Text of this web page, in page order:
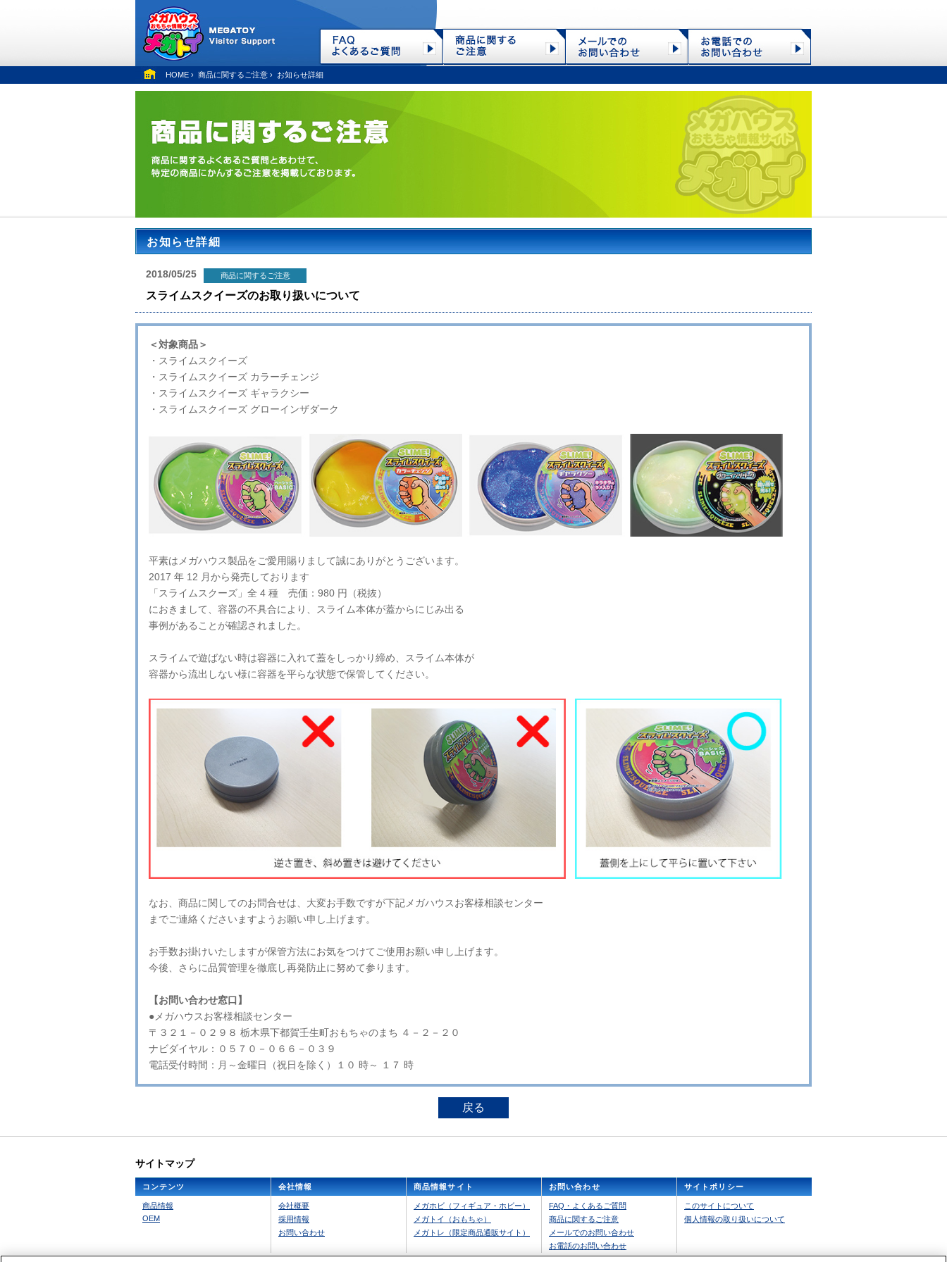
HOME › 商品に関するご注意 › お知らせ詳細
お知らせ詳細
2018/05/25 商品に関するご注意
スライムスクイーズのお取り扱いについて
＜対象商品＞
・スライムスクイーズ
・スライムスクイーズ カラーチェンジ
・スライムスクイーズ ギャラクシー
・スライムスクイーズ グローインザダーク
平素はメガハウス製品をご愛用賜りまして誠にありがとうございます。
2017 年 12 月から発売しております
「スライムスクーズ」全 4 種 売価：980 円（税抜）
におきまして、容器の不具合により、スライム本体が蓋からにじみ出る
事例があることが確認されました。
スライムで遊ばない時は容器に入れて蓋をしっかり締め、スライム本体が
容器から流出しない様に容器を平らな状態で保管してください。
なお、商品に関してのお問合せは、大変お手数ですが下記メガハウスお客様相談センター
までご連絡くださいますようお願い申し上げます。
お手数お掛けいたしますが保管方法にお気をつけてご使用お願い申し上げます。
今後、さらに品質管理を徹底し再発防止に努めて参ります。
【お問い合わせ窓口】
●メガハウスお客様相談センター
〒３２１－０２９８ 栃木県下都賀壬生町おもちゃのまち ４－２－２０
ナビダイヤル：０５７０－０６６－０３９
電話受付時間：月～金曜日（祝日を除く）１０ 時～ １７ 時
戻る
サイトマップ
コンテンツ
商品情報
OEM
会社情報
会社概要
採用情報
お問い合わせ
商品情報サイト
メガホビ（フィギュア・ホビー）
（別ウィンドウで開きます）
メガトイ（おもちゃ）
（別ウィンドウで開きます）
メガトレ（限定商品通販サイト）
（別ウィンドウで開きます）
お問い合わせ
FAQ・よくあるご質問
商品に関するご注意
メールでのお問い合わせ
お電話のお問い合わせ
サイトポリシー
このサイトについて
個人情報の取り扱いについて